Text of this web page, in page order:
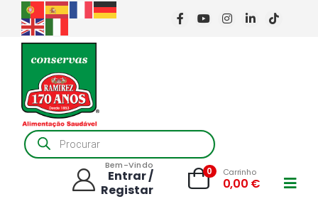
Products
search
Bem-Vindo
Entrar /
Registar
0 Carrinho
0,00 €